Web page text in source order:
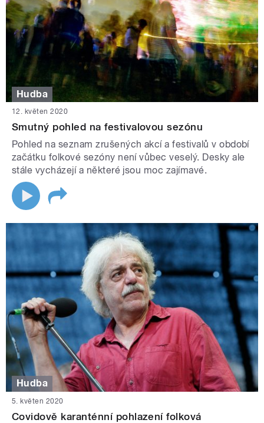
Hudba
12. květen 2020
Smutný pohled na festivalovou sezónu
Pohled na seznam zrušených akcí a festivalů v období
začátku folkové sezóny není vůbec veselý. Desky ale
stále vycházejí a některé jsou moc zajímavé.
Hudba
5. květen 2020
Covidově karanténní pohlazení folková